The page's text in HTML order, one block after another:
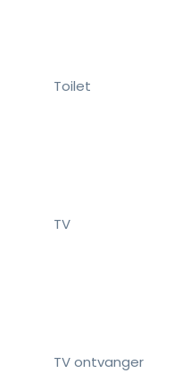
Toilet
TV
TV ontvanger